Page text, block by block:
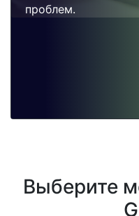
проблем.
Выберите